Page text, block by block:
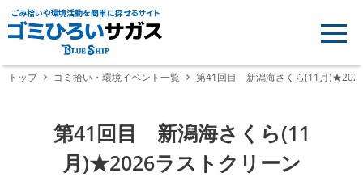
ごみ拾いや環境活動を簡単に探せるサイト
トップ ゴミ拾い・環境イベント一覧 第41回目 新潟海さくら(11月
第41回目 新潟海さくら(11
月)★2026ラストクリーン